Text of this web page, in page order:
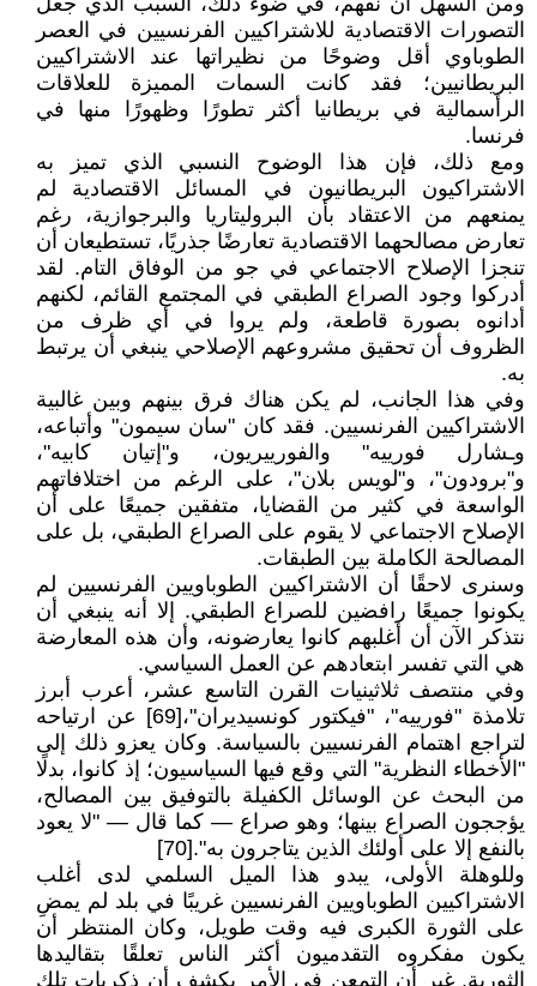
التصورات الاقتصادية للاشتراكيين الفرنسيين في العصر
الطوباوي أقل وضوحًا من نظيراتها عند الاشتراكيين
البريطانيين؛ فقد كانت السمات المميزة للعلاقات
الرأسمالية في بريطانيا أكثر تطورًا وظهورًا منها في
فرنسا.
ومع ذلك، فإن هذا الوضوح النسبي الذي تميز به
الاشتراكيون البريطانيون في المسائل الاقتصادية لم
يمنعهم من الاعتقاد بأن البروليتاريا والبرجوازية، رغم
تعارض مصالحهما الاقتصادية تعارضًا جذريًا، تستطيعان أن
تنجزا الإصلاح الاجتماعي في جو من الوفاق التام. لقد
أدركوا وجود الصراع الطبقي في المجتمع القائم، لكنهم
أدانوه بصورة قاطعة، ولم يروا في أي ظرف من
الظروف أن تحقيق مشروعهم الإصلاحي ينبغي أن يرتبط
به.
وفي هذا الجانب، لم يكن هناك فرق بينهم وبين غالبية
الاشتراكيين الفرنسيين. فقد كان "سان سيمون" وأتباعه،
وـشارل فورييه" والفورييريون، و"إتيان كابيه"،
و"برودون"، و"لويس بلان"، على الرغم من اختلافاتهم
الواسعة في كثير من القضايا، متفقين جميعًا على أن
الإصلاح الاجتماعي لا يقوم على الصراع الطبقي، بل على
المصالحة الكاملة بين الطبقات.
وسنرى لاحقًا أن الاشتراكيين الطوباويين الفرنسيين لم
يكونوا جميعًا رافضين للصراع الطبقي. إلا أنه ينبغي أن
نتذكر الآن أن أغلبهم كانوا يعارضونه، وأن هذه المعارضة
هي التي تفسر ابتعادهم عن العمل السياسي.
وفي منتصف ثلاثينيات القرن التاسع عشر، أعرب أبرز
تلامذة "فورييه"، "فيكتور كونسيديران"،[69] عن ارتياحه
لتراجع اهتمام الفرنسيين بالسياسة. وكان يعزو ذلك إلى
"الأخطاء النظرية" التي وقع فيها السياسيون؛ إذ كانوا، بدلًا
من البحث عن الوسائل الكفيلة بالتوفيق بين المصالح،
يؤججون الصراع بينها؛ وهو صراع — كما قال — "لا يعود
بالنفع إلا على أولئك الذين يتاجرون به".[70]
وللوهلة الأولى، يبدو هذا الميل السلمي لدى أغلب
الاشتراكيين الطوباويين الفرنسيين غريبًا في بلد لم يمضِ
على الثورة الكبرى فيه وقت طويل، وكان المنتظر أن
يكون مفكروه التقدميون أكثر الناس تعلقًا بتقاليدها
الثورية. غير أن التمعن في الأمر يكشف أن ذكريات تلك